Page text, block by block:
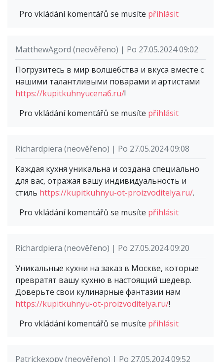
Pro vkládání komentářů se musíte přihlásit
MatthewAgord (neověřeno) | Po 27.05.2024 09:02
Погрузитесь в мир волшебства и вкуса вместе с
нашими талантливыми поварами и артистами
https://kupitkuhnyucena6.ru/!
Pro vkládání komentářů se musíte přihlásit
Richardpiera (neověřeno) | Po 27.05.2024 09:08
Каждая кухня уникальна и создана специально
для вас, отражая вашу индивидуальность и
стиль https://kupitkuhnyu-ot-proizvoditelya.ru/.
Pro vkládání komentářů se musíte přihlásit
Richardpiera (neověřeno) | Po 27.05.2024 09:20
Уникальные кухни на заказ в Москве, которые
превратят вашу кухню в настоящий шедевр.
Доверьте свои кулинарные фантазии нам
https://kupitkuhnyu-ot-proizvoditelya.ru/!
Pro vkládání komentářů se musíte přihlásit
Patrickexopy (neověřeno) | Po 27.05.2024 09:52